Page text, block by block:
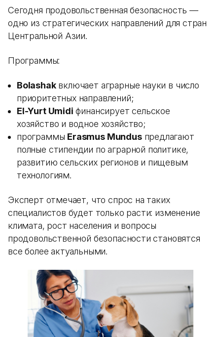
Сегодня продовольственная безопасность —
одно из стратегических направлений для стран
Центральной Азии.
Программы:
Bolashakвключает аграрные науки в число
приоритетных направлений;
El-Yurt Umidi финансирует сельское
хозяйство и водное хозяйство;
программы Erasmus Mundusпредлагают
полные стипендии по аграрной политике,
развитию сельских регионов и пищевым
технологиям.
Эксперт отмечает, что спрос на таких
специалистов будет только расти: изменение
климата, рост населения и вопросы
продовольственной безопасности становятся
все более актуальными.